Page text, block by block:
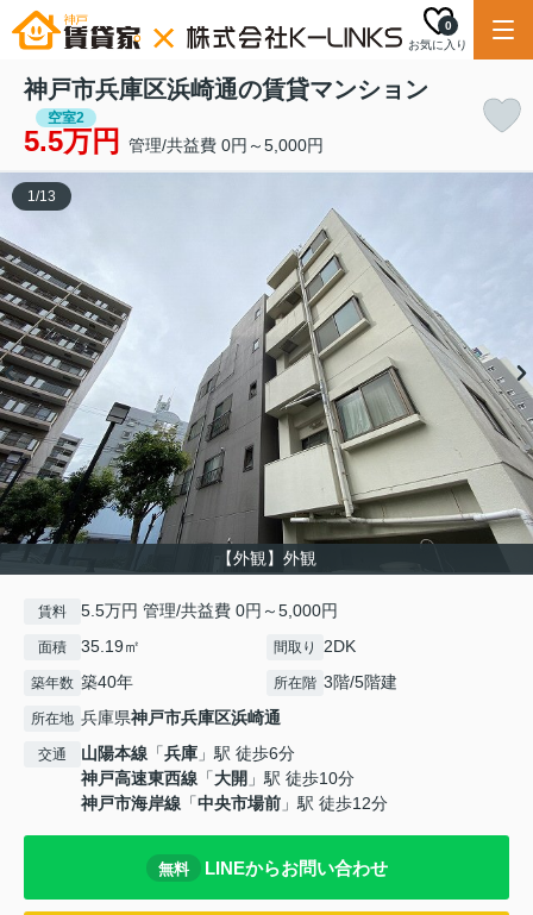
お気に入り
0
神戸市兵庫区浜崎通の賃貸マンション
空室2
5.5万円 管理/共益費 0円～5,000円
【外観】外観
1/13
賃料 5.5万円 管理/共益費 0円～5,000円
面積 35.19㎡ 間取り 2DK
築年数 築40年 所在階 3階/5階建
所在地 兵庫県神戸市兵庫区浜崎通
交通 山陽本線 「兵庫 」駅 徒歩6分
神戸高速東西線 「大開 」駅 徒歩10分
神戸市海岸線 「中央市場前 」駅 徒歩12分
無料 LINEからお問い合わせ